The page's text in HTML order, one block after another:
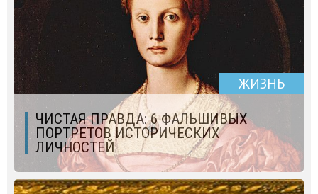
ЖИЗНЬ
ЧИСТАЯ ПРАВДА: 6 ФАЛЬШИВЫХ
ПОРТРЕТОВ ИСТОРИЧЕСКИХ
ЛИЧНОСТЕЙ